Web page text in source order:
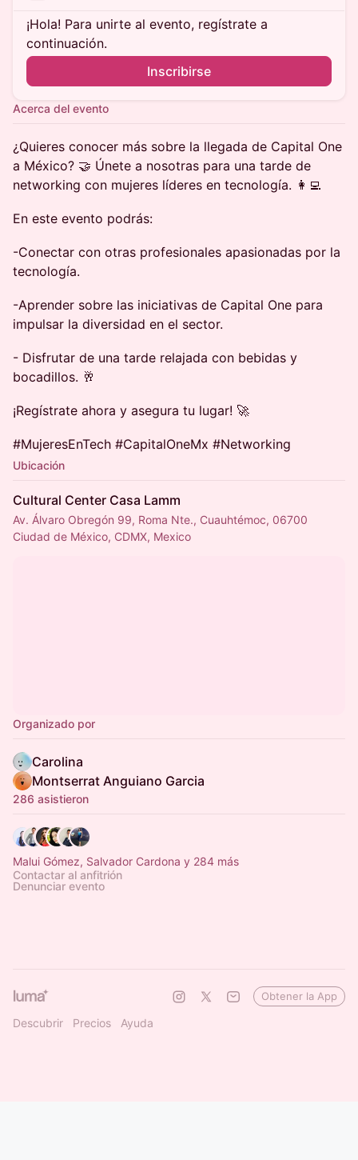
¡Hola! Para unirte al evento, regístrate a
continuación.
Inscribirse
Acerca del evento
¿Quieres conocer más sobre la llegada de Capital One
a México? 🤝 Únete a nosotras para una tarde de
networking con mujeres líderes en tecnología. 👩‍💻
En este evento podrás:
-Conectar con otras profesionales apasionadas por la
tecnología.
-Aprender sobre las iniciativas de Capital One para
impulsar la diversidad en el sector.
- Disfrutar de una tarde relajada con bebidas y
bocadillos. 🥂
¡Regístrate ahora y asegura tu lugar! 🚀
#MujeresEnTech #CapitalOneMx #Networking
Ubicación
Cultural Center Casa Lamm
Av. Álvaro Obregón 99, Roma Nte., Cuauhtémoc, 06700
Ciudad de México, CDMX, Mexico
Organizado por
Carolina
Montserrat Anguiano Garcia
286 asistieron
Malui Gómez, Salvador Cardona y 284 más
Contactar al anfitrión
Denunciar evento
Descubrir Precios Ayuda
Obtener la App